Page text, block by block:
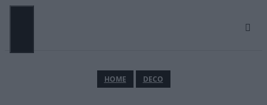
Μετάβαση
ΗΟΜΕ DECO